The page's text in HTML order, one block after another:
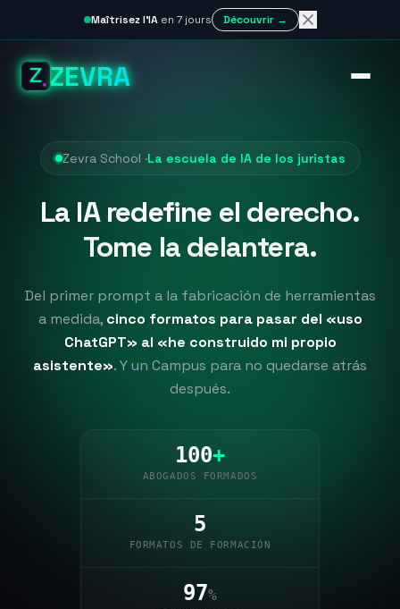
Maîtrisez l'IAen 7 jours Découvrir →
ZEVRA
Zevra School ·La escuela de IA de los juristas
La IA redefine el derecho.
Tome la delantera.
Del primer prompt a la fabricación de herramientas
a medida, cinco formatos para pasar del «uso
ChatGPT» al «he construido mi propio
asistente». Y un Campus para no quedarse atrás
después.
100+
ABOGADOS FORMADOS
5
FORMATOS DE FORMACIÓN
97%